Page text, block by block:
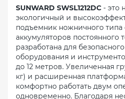
SUNWARD SWSL1212DC - это
экологичный и
подъемник ножничного типа
аккумуляторов постоянного
разработана для
оборудования и
до 12 метров. Увеличенная
кг) и расширенная
комфортно работать двум
одновременно. Благодаря